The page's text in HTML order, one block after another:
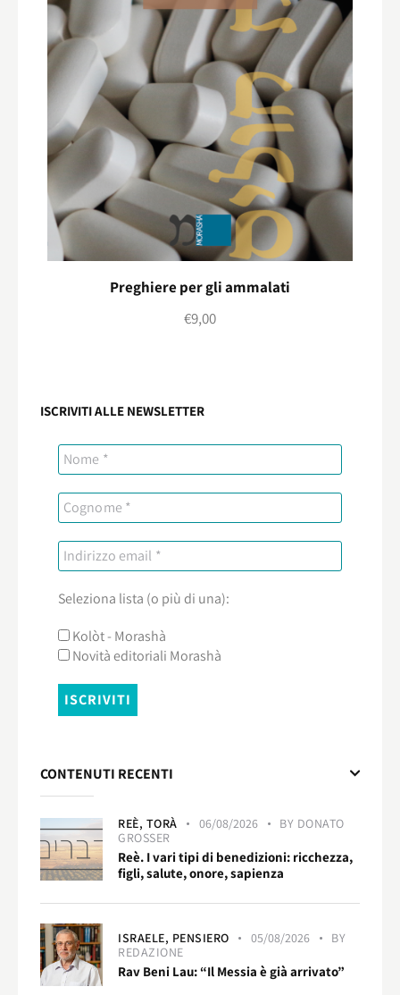
Preghiere per gli ammalati
€9,00
ISCRIVITI ALLE NEWSLETTER
Seleziona lista (o più di una):
Kolòt - Morashà
Novità editoriali Morashà
CONTENUTI RECENTI
REÈ, TORÀ 06/08/2026 BY DONATO
GROSSER
Reè. I vari tipi di benedizioni: ricchezza,
figli, salute, onore, sapienza
ISRAELE, PENSIERO 05/08/2026
BY
REDAZIONE
Rav Beni Lau: “Il Messia è già arrivato”